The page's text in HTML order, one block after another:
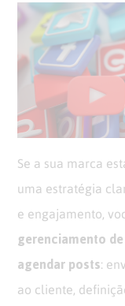
Se a sua marca
uma estratégia
e engajamento,
gerenciamento
agendar posts:
ao cliente,
Experience
No
Opinion
Recentes
OPINION
BOX
Pesquisas
Customizadas
Plataforma
Pesquisa
de
CONTATO